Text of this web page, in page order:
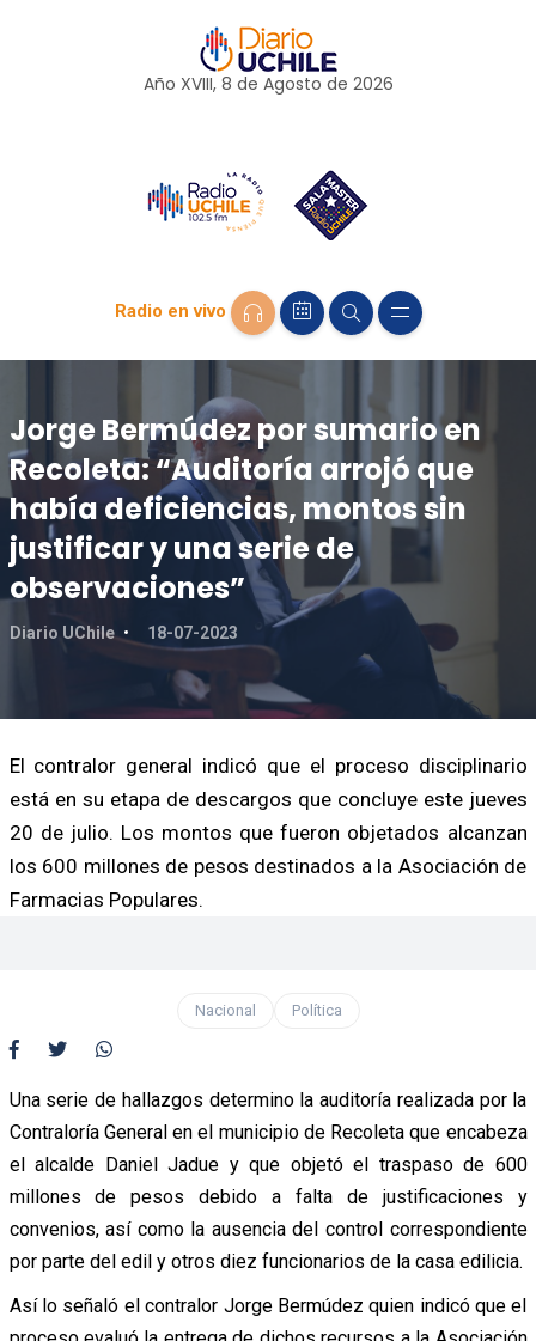
Año XVIII, 8 de Agosto de 2026
Radio en vivo
Jorge Bermúdez por sumario en
Recoleta: “Auditoría arrojó que
había deficiencias, montos sin
justificar y una serie de
observaciones”
Diario UChile 18-07-2023
El contralor general indicó que el proceso disciplinario
está en su etapa de descargos que concluye este jueves
20 de julio. Los montos que fueron objetados alcanzan
los 600 millones de pesos destinados a la Asociación de
Farmacias Populares.
Nacional Política
Una serie de hallazgos determino la auditoría realizada por la
Contraloría General en el municipio de Recoleta que encabeza
el alcalde Daniel Jadue y que objetó el traspaso de 600
millones de pesos debido a falta de justificaciones y
convenios, así como la ausencia del control correspondiente
por parte del edil y otros diez funcionarios de la casa edilicia.
Así lo señaló el contralor Jorge Bermúdez quien indicó que el